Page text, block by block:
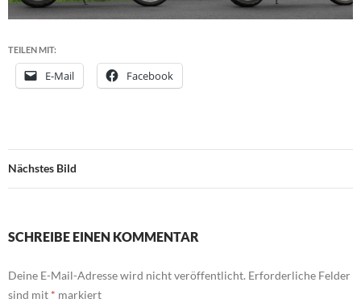
TEILEN MIT:
E-Mail Facebook
Nächstes Bild
SCHREIBE EINEN KOMMENTAR
Deine E-Mail-Adresse wird nicht veröffentlicht. Erforderliche Felder
sind mit * markiert